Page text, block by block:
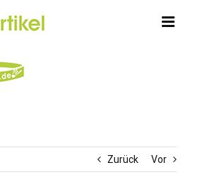
Zurück Vor